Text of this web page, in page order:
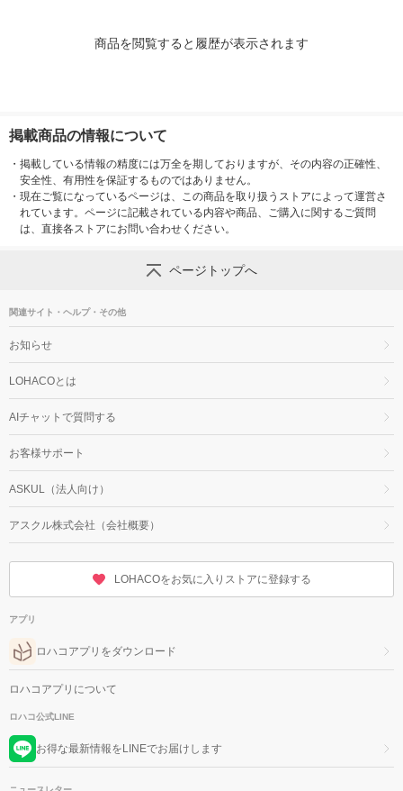
商品を閲覧すると履歴が表示されます
掲載商品の情報について
・ 掲載している情報の精度には万全を期しておりますが、その内容の正確性、
安全性、有用性を保証するものではありません。
・ 現在ご覧になっているページは、この商品を取り扱うストアによって運営さ
れています。ページに記載されている内容や商品、ご購入に関するご質問
は、直接各ストアにお問い合わせください。
ページトップへ
関連サイト・ヘルプ・その他
お知らせ
LOHACOとは
AIチャットで質問する
お客様サポート
ASKUL（法人向け）
アスクル株式会社（会社概要）
LOHACOをお気に入りストアに登録する
アプリ
ロハコアプリをダウンロード
ロハコアプリについて
ロハコ公式LINE
お得な最新情報をLINEでお届けします